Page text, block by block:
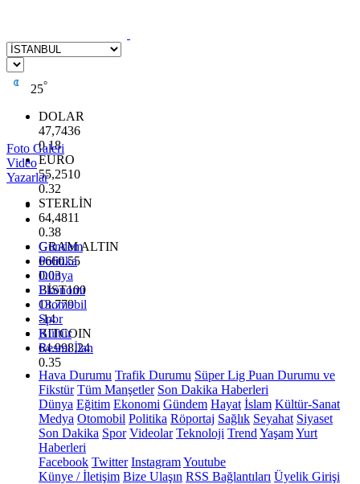
25°
DOLAR
47,7436
0.18
EURO
55,2510
0.32
STERLİN
64,4811
0.38
GRAM ALTIN
6660.55
0.03
BİST100
13.779
-14
BITCOIN
64.998,24
0.35
Foto Galeri
Video
Yazarlar
Gündem
Politika
Dünya
Ekonomi
Otomobil
Spor
Kültür
Resmi İlan
Hava Durumu Trafik Durumu Süper Lig Puan Durumu ve
Fikstür Tüm Manşetler Son Dakika Haberleri
Dünya Eğitim Ekonomi Gündem Hayat İslam Kültür-Sanat
Medya Otomobil Politika Röportaj Sağlık Seyahat Siyaset
Son Dakika Spor Videolar Teknoloji Trend YaşamYurt
Haberleri
Facebook Twitter InstagramYoutube
Künye / İletişim Bize Ulaşın RSS Bağlantıları Üyelik Girişi